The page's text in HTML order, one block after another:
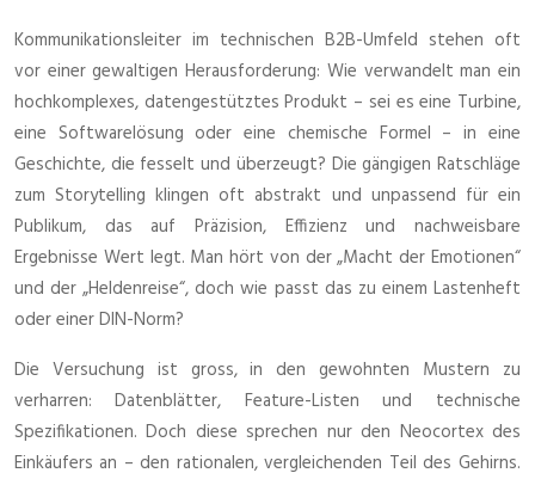
Kommunikationsleiter im technischen B2B-Umfeld stehen oft
vor einer gewaltigen Herausforderung: Wie verwandelt man ein
hochkomplexes, datengestütztes Produkt – sei es eine Turbine,
eine Softwarelösung oder eine chemische Formel – in eine
Geschichte, die fesselt und überzeugt? Die gängigen Ratschläge
zum Storytelling klingen oft abstrakt und unpassend für ein
Publikum, das auf Präzision, Effizienz und nachweisbare
Ergebnisse Wert legt. Man hört von der „Macht der Emotionen“
und der „Heldenreise“, doch wie passt das zu einem Lastenheft
oder einer DIN-Norm?
Die Versuchung ist gross, in den gewohnten Mustern zu
verharren: Datenblätter, Feature-Listen und technische
Spezifikationen. Doch diese sprechen nur den Neocortex des
Einkäufers an – den rationalen, vergleichenden Teil des Gehirns.